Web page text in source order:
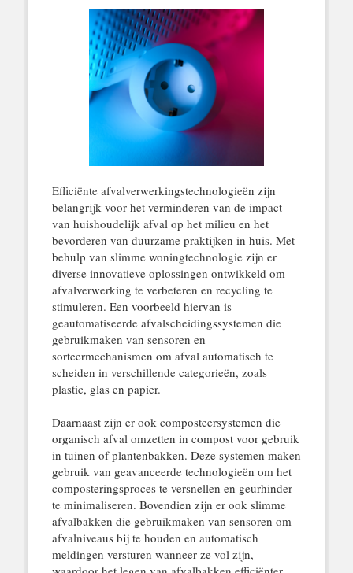
Efficiënte afvalverwerkingstechnologieën zijn
belangrijk voor het verminderen van de impact
van huishoudelijk afval op het milieu en het
bevorderen van duurzame praktijken in huis. Met
behulp van slimme woningtechnologie zijn er
diverse innovatieve oplossingen ontwikkeld om
afvalverwerking te verbeteren en recycling te
stimuleren. Een voorbeeld hiervan is
geautomatiseerde afvalscheidingssystemen die
gebruikmaken van sensoren en
sorteermechanismen om afval automatisch te
scheiden in verschillende categorieën, zoals
plastic, glas en papier.
Daarnaast zijn er ook composteersystemen die
organisch afval omzetten in compost voor gebruik
in tuinen of plantenbakken. Deze systemen maken
gebruik van geavanceerde technologieën om het
composteringsproces te versnellen en geurhinder
te minimaliseren. Bovendien zijn er ook slimme
afvalbakken die gebruikmaken van sensoren om
afvalniveaus bij te houden en automatisch
meldingen versturen wanneer ze vol zijn,